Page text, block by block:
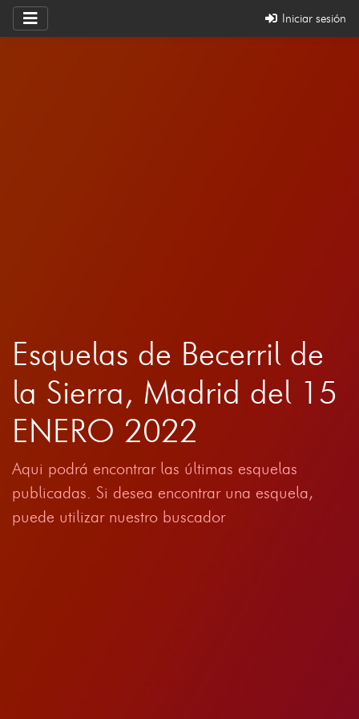
Iniciar sesión
Esquelas de Becerril de
la Sierra, Madrid del 15
ENERO 2022
Aqui podrá encontrar las últimas esquelas
publicadas. Si desea encontrar una esquela,
puede utilizar nuestro buscador